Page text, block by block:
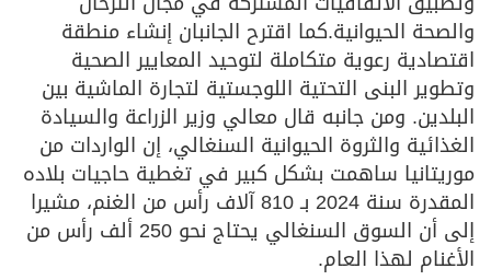
والصحة الحيوانية.كما اقترح الجانبان إنشاء منطقة
اقتصادية رعوية متكاملة لتوحيد المعايير الصحية
وتطوير البنى التحتية اللوجستية لتجارة الماشية بين
البلدين. ومن جانبه قال معالي وزير الزراعة والسيادة
الغذائية والثروة الحيوانية السنغالي، إن الواردات من
موريتانيا ساهمت بشكل كبير في تغطية حاجيات بلاده
المقدرة سنة 2024 بـ 810 آلاف رأس من الغنم، مشيرا
إلى أن السوق السنغالي يحتاج نحو 250 ألف رأس من
الأغنام لهذا العام.